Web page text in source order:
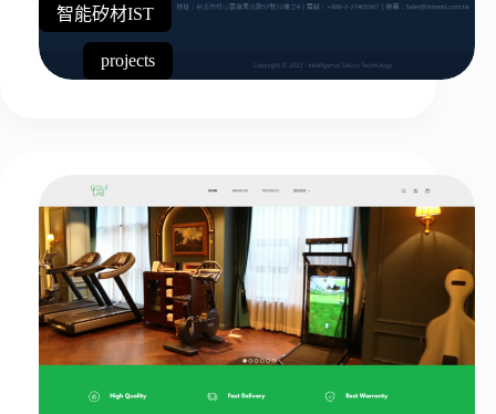
智能矽材IST
projects